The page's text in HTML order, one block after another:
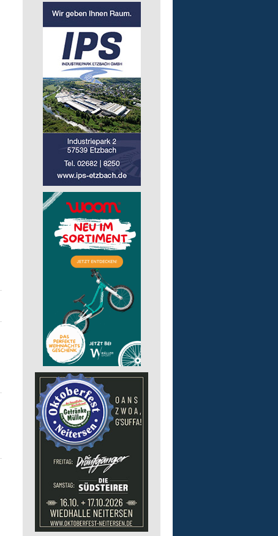
Arbeitstrainer/-in (m/
Lebenshilfe im Landkreis
GmbH
57610 Altenkirchen